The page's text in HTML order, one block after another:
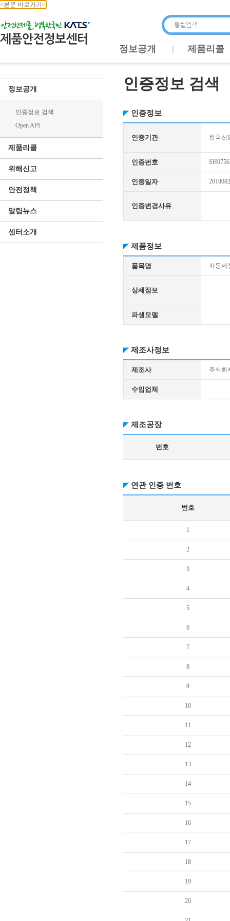
<본문 바로가기>
정보공개 제품리콜
정보공개
인증정보 검색
Open API
제품리콜
위해신고
안전정책
알림뉴스
센터소개
인증정보 검색
인증정보
인증기관 한국산
인증번호
인증일자
인증변경사유
제품정보
품목명 자동세
상세정보
파생모델
제조사정보
제조사 주식회
수입업체
제조공장
번호
연관 인증 번호
번호
1
2
3
4
5
6
7
8
9
10
11
12
13
14
15
16
17
18
19
20